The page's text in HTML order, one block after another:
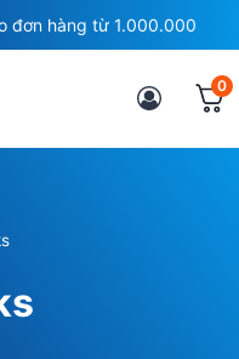
đơn hàng từ 1.000.000
0